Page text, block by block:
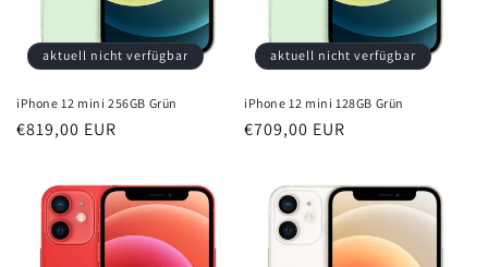
aktuell nicht verfügbar
iPhone 12 mini 256GB Grün
Normaler
€819,00 EUR
aktuell nicht verfügbar
iPhone 12 mini 128GB Grün
Normaler
€709,00 EUR